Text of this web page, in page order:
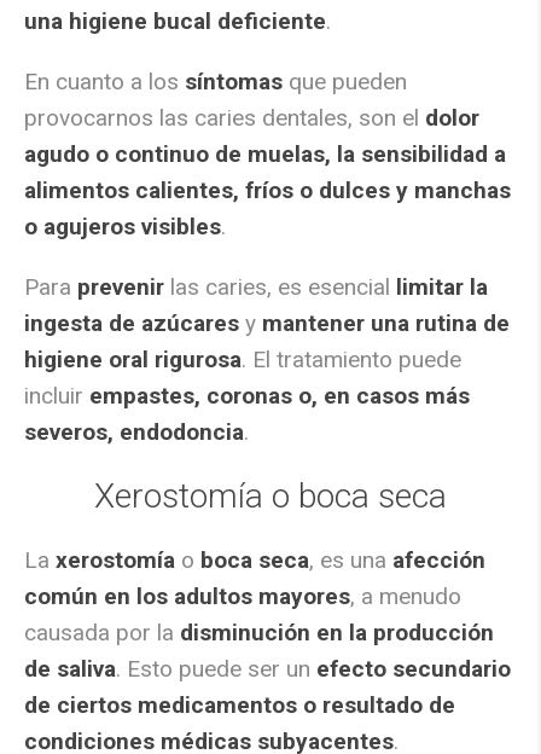
una higiene bucal deficiente.
En cuanto a los síntomas que pueden
provocarnos las caries dentales, son el dolor
agudo o continuo de muelas, la sensibilidad a
alimentos calientes, fríos o dulces y manchas
o agujeros visibles.
Para prevenir las caries, es esencial limitar la
ingesta de azúcares y mantener una rutina de
higiene oral rigurosa. El tratamiento puede
incluir empastes, coronas o, en casos más
severos, endodoncia.
Xerostomía o boca seca
La xerostomía o boca seca, es una afección
común en los adultos mayores, a menudo
causada por la disminución en la producción
de saliva. Esto puede ser un efecto secundario
de ciertos medicamentos o resultado de
condiciones médicas subyacentes.